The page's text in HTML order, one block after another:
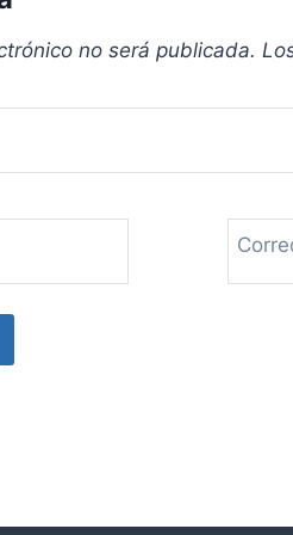
no será publicada.